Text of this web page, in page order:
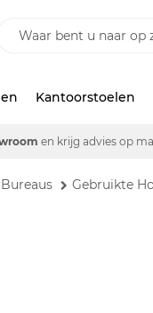
Kantoorstoelen
en krijg advies op
Gebruikte